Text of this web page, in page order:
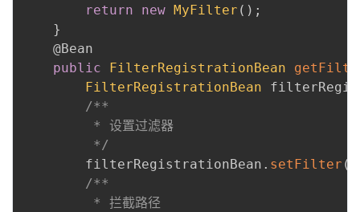
return
new MyFilter ( ) ;
}
@Bean
public
FilterRegistrationBean
FilterRegistrationBean
/**
         * 设置过滤器
         */
        filterRegistrationBean
. setFilter (
/**
         * 拦截路径